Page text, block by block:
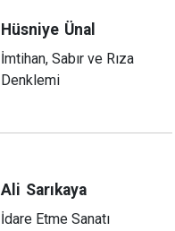
Hüsniye Ünal
İmtihan, Sabır ve Rıza
Denklemi
Ali Sarıkaya
İdare Etme Sanatı